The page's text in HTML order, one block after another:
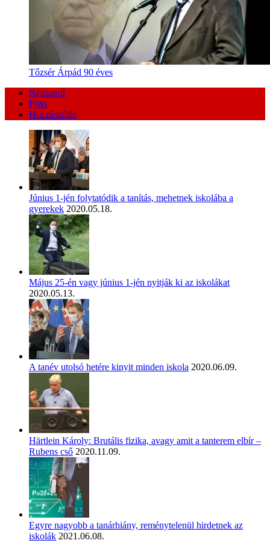
Tőzsér Árpád 90 éves
Népszerű
Friss
Hozzászólás
Június 1-jén folytatódik a tanítás, mehetnek iskolába a
gyerekek 2020.05.18.
Május 25-én vagy június 1-jén nyitják ki az iskolákat
2020.05.13.
A tanév utolsó hetére kinyit minden iskola 2020.06.09.
Härtlein Károly: Brutális fizika, avagy amit a tanterem elbír –
Rubens cső 2020.11.09.
Egyre nagyobb a tanárhiány, reménytelenül hirdetnek az
iskolák 2021.06.08.